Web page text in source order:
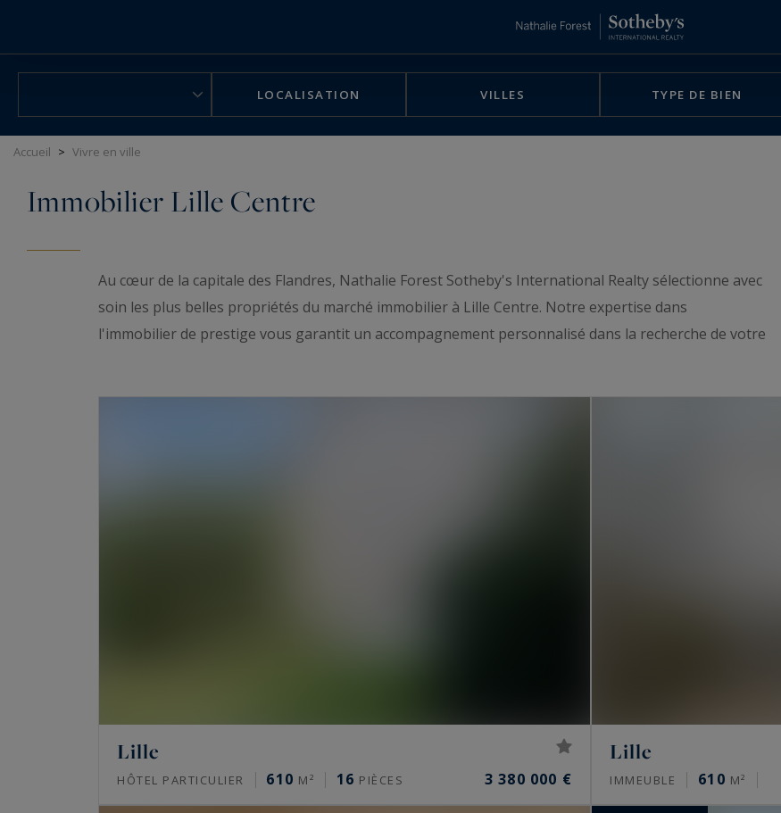
LOCALISATION VILLES TYPE DE BIEN
Accueil > Vivre en ville
Immobilier Lille Centre
Au cœur de la capitale des Flandres, Nathalie Forest Sotheby's International Realty sélectionne avec
soin les plus belles propriétés du marché immobilier à Lille Centre. Notre expertise dans
l'immobilier de prestige vous garantit un accompagnement personnalisé dans la recherche de votre
Lille
HÔTEL PARTICULIER 610 M² 16 PIÈCES 3 380 000 €
Lille
IMMEUBLE 610 M²